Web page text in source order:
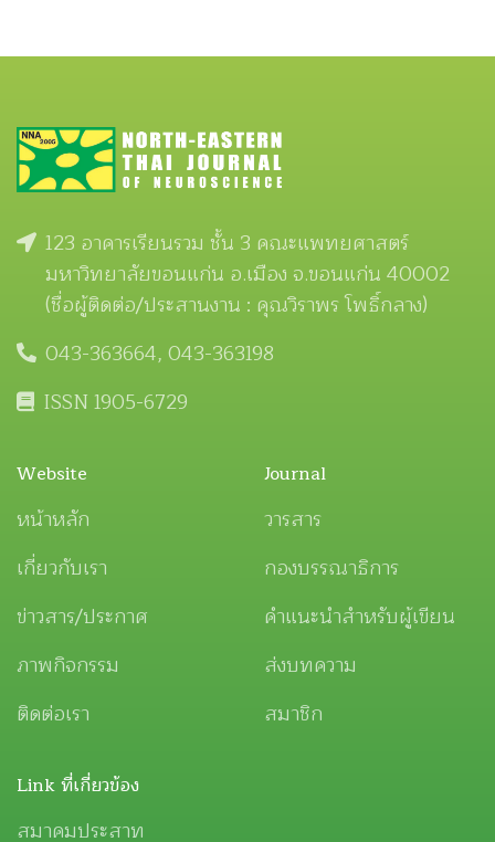
123 อาคารเรียนรวม ชั้น 3 คณะแพทยศาสตร์
มหาวิทยาลัยขอนแก่น อ.เมือง จ.ขอนแก่น 40002
(ชื่อผู้ติดต่อ/ประสานงาน : คุณวิราพร โพธิ์กลาง)
043-363664, 043-363198
ISSN 1905-6729
Website
หน้าหลัก
เกี่ยวกับเรา
ข่าวสาร/ประกาศ
ภาพกิจกรรม
ติดต่อเรา
Journal
วารสาร
กองบรรณาธิการ
คำแนะนำสำหรับผู้เขียน
ส่งบทความ
สมาชิก
Link ที่เกี่ยวข้อง
สมาคมประสาท